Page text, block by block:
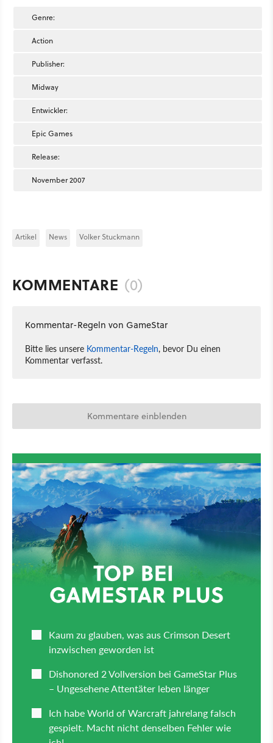
Genre:
Action
Publisher:
Midway
Entwickler:
Epic Games
Release:
November 2007
Artikel News Volker Stuckmann
KOMMENTARE (0)
Kommentar-Regeln von GameStar
Bitte lies unsere Kommentar-Regeln, bevor Du einen
Kommentar verfasst.
Kommentare einblenden